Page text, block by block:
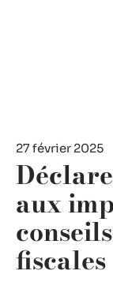
27 février 2025
aux
fiscales